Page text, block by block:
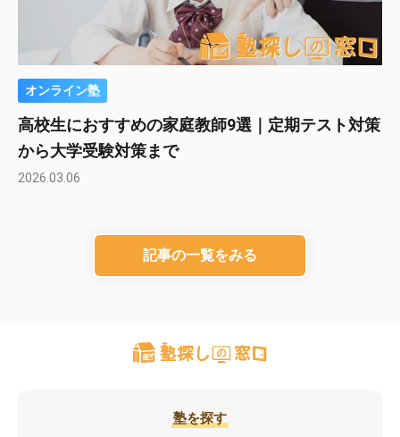
オンライン塾
高校生におすすめの家庭教師9選｜定期テスト対策
から大学受験対策まで
2026.03.06
記事の一覧をみる
塾を探す